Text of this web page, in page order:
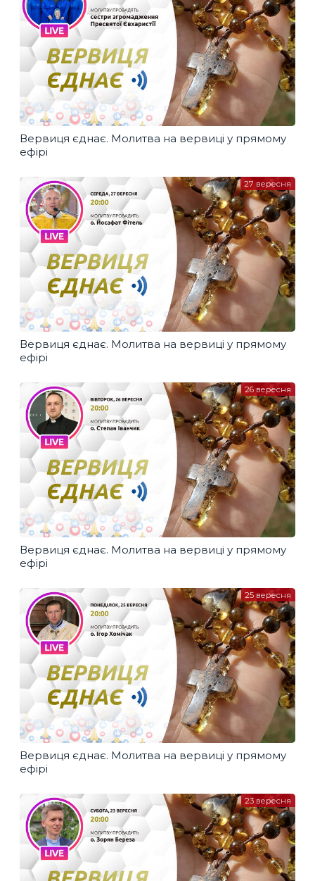
Вервиця єднає. Молитва на вервиці у прямому
ефірі
Вервиця єднає. Молитва на вервиці у прямому
ефірі
27 вересня
Вервиця єднає. Молитва на вервиці у прямому
ефірі
26 вересня
Вервиця єднає. Молитва на вервиці у прямому
ефірі
25 вересня
23 вересня